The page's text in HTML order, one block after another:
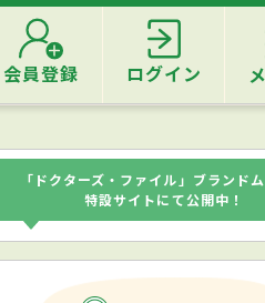
会員登録 ログイン
「ドクターズ・ファイル」ブランド
特設サイトにて公開中！